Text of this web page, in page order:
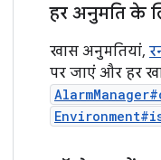
हर अनुमति के
खास अनुमतियां,
पर जाएं और हर